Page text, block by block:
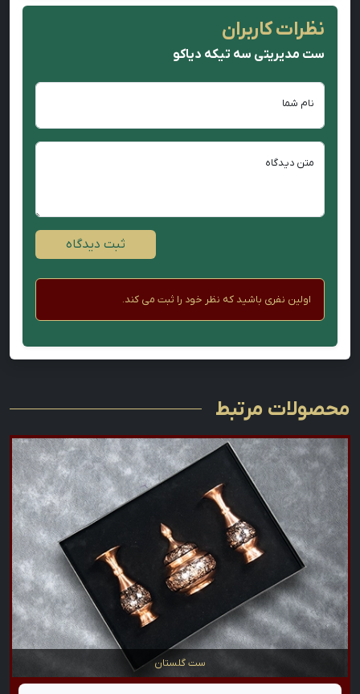
نظرات کاربران
ست مدیریتی سه تیکه دیاکو
نام شما
متن دیدگاه
ثبت دیدگاه
اولین نفری باشید که نظر خود را ثبت می کند.
محصولات مرتبط
ست گلستان